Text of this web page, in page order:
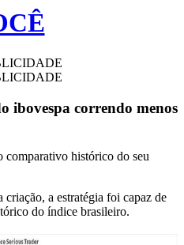
ibovespa correndo menos
comparativo histórico do seu
criação, a estratégia foi capaz de
do índice brasileiro.